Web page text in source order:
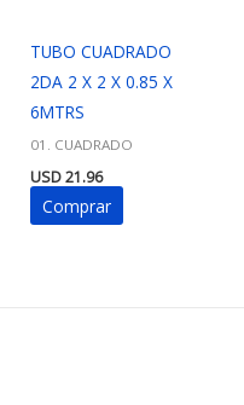
TUBO CUADRADO
2DA 2 X 2 X 0.85 X
6MTRS
01. CUADRADO
USD21.96
Comprar